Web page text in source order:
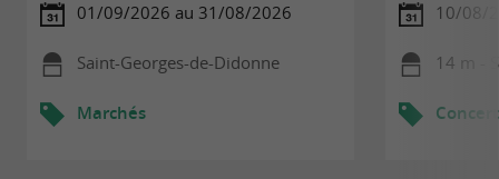
01/09/2026 au 31/08/2026
Saint-Georges-de-Didonne
Marchés
10/08/
14 m -